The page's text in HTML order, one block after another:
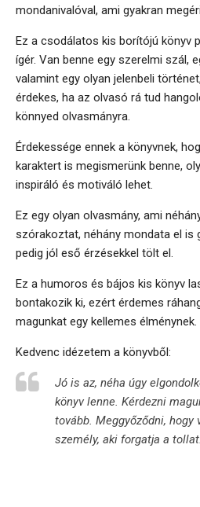
mondanivalóval, ami gyakran
Ez a csodálatos kis borítójú könyv
ígér. Van benne egy szerelmi szál,
valamint egy olyan jelenbeli
érdekes, ha az olvasó rá tud
könnyed olvasmányra.
Érdekessége ennek a könyvnek,
karaktert is megismerünk benne,
inspiráló és motiváló lehet.
Ez egy olyan olvasmány, ami
szórakoztat, néhány mondata el is
pedig jól eső érzésekkel tölt el.
Ez a humoros és bájos kis könyv
bontakozik ki, ezért érdemes
magunkat egy kellemes élménynek.
Kedvenc idézetem a könyvből:
Jó is az, néha úgy
könyv lenne. Kérdezni
tovább. Meggyőződni, hogy
személy, aki forgatja a tollat.